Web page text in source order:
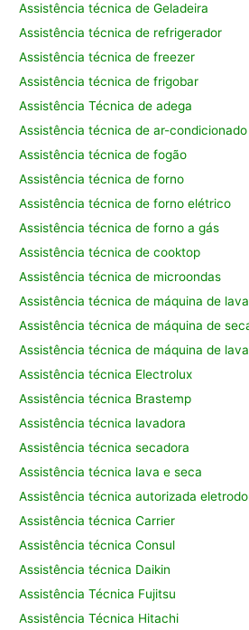
Assistência técnica de Geladeira
Assistência técnica de refrigerador
Assistência técnica de freezer
Assistência técnica de frigobar
Assistência Técnica de adega
Assistência técnica de ar-condicionado
Assistência técnica de fogão
Assistência técnica de forno
Assistência técnica de forno elétrico
Assistência técnica de forno a gás
Assistência técnica de cooktop
Assistência técnica de microondas
Assistência técnica de máquina de
Assistência técnica de máquina de
Assistência técnica de máquina de
Assistência técnica Electrolux
Assistência técnica Brastemp
Assistência técnica lavadora
Assistência técnica secadora
Assistência técnica lava e seca
Assistência técnica autorizada
Assistência técnica Carrier
Assistência técnica Consul
Assistência técnica Daikin
Assistência Técnica Fujitsu
Assistência Técnica Hitachi